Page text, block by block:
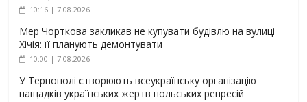
10:16 | 7.08.2026
Мер Чорткова закликав не купувати будівлю на вулиці
Хічія: її планують демонтувати
10:00 | 7.08.2026
У Тернополі створюють всеукраїнську організацію
нащадків українських жертв польських репресій